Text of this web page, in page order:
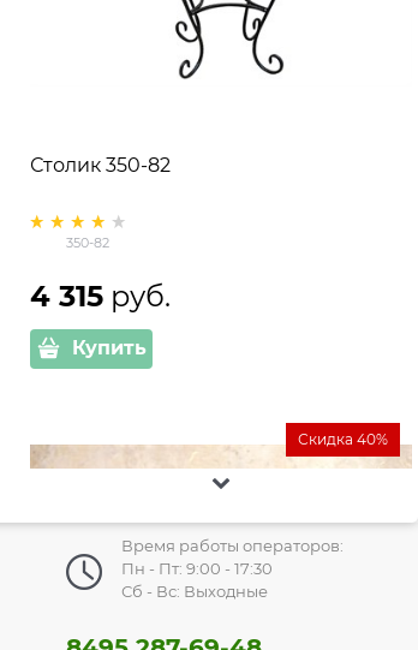
Столик 350-82
350-82
4 315 руб.
Купить
Скидка 40%
Время работы операторов:
Пн - Пт: 9:00 - 17:30
Сб - Вс: Выходные